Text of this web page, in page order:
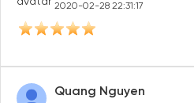
2020-02-28 22:31:17
Quang Nguyen